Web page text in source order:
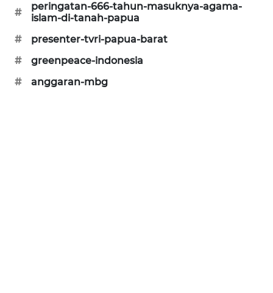
#
peringatan-666-tahun-masuknya-agama-
islam-di-tanah-papua
#
presenter-tvri-papua-barat
#
greenpeace-indonesia
#
anggaran-mbg